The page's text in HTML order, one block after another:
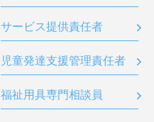
サービス提供責任者
児童発達支援管理責任者
福祉用具専門相談員